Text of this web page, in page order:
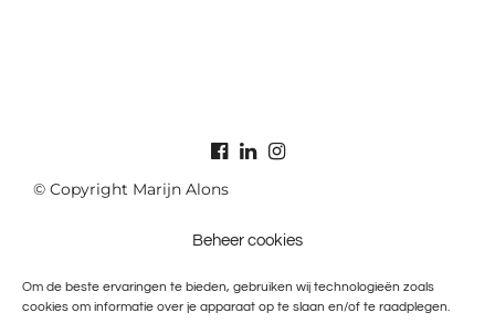
Beheer cookies
Om de beste ervaringen te bieden, gebruiken wij technologieën zoals
cookies om informatie over je apparaat op te slaan en/of te raadplegen.
© Copyright Marijn Alons